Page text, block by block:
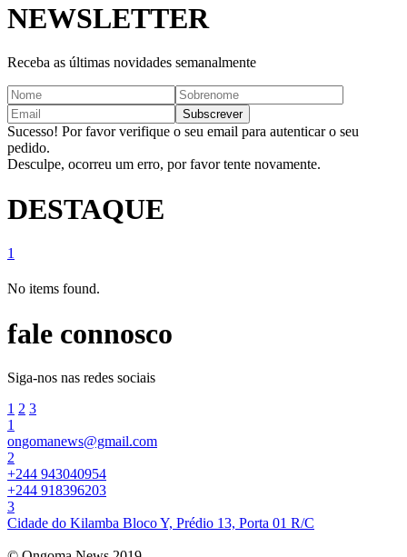
NEWSLETTER
Receba as últimas novidades semanalmente
Sucesso! Por favor verifique o seu email para autenticar o seu
pedido.
Desculpe, ocorreu um erro, por favor tente novamente.
DESTAQUE
1
No items found.
fale connosco
Siga-nos nas redes sociais
1 2 3
1
ongomanews@gmail.com
2
+244 943040954
+244 918396203
3
Cidade do Kilamba Bloco Y, Prédio 13, Porta 01 R/C